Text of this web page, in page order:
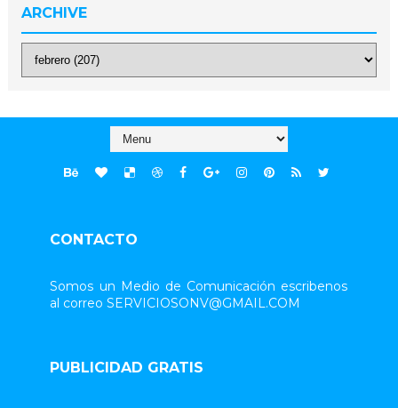
ARCHIVE
CONTACTO
Somos un Medio de Comunicación escribenos
al correo SERVICIOSONV@GMAIL.COM
PUBLICIDAD GRATIS